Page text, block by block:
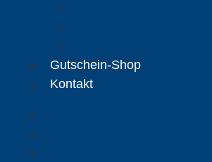
Gutschein-Shop
Kontakt